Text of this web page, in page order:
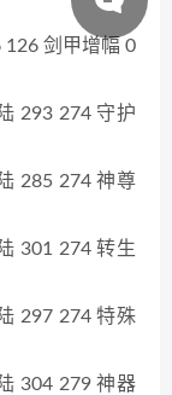
剑甲增幅 0
293 274 守护
285 274 神尊
301 274 转生
297 274 特殊
304 279 神器